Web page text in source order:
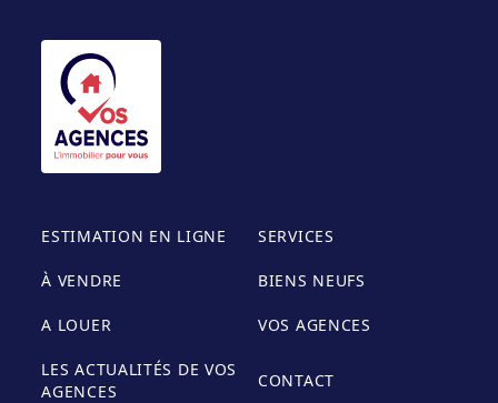
ESTIMATION EN LIGNE SERVICES
À VENDRE BIENS NEUFS
A LOUER VOS AGENCES
LES ACTUALITÉS DE VOS
AGENCES
CONTACT